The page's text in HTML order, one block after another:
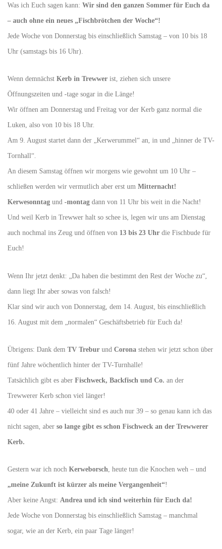
Was ich Euch sagen kann: Wir sind den ganzen Sommer für Euch da
– auch ohne ein neues „Fischbrötchen der Woche“!
Jede Woche von Donnerstag bis einschließlich Samstag – von 10 bis 18
Uhr (samstags bis 16 Uhr).
Wenn demnächst Kerb in Trewwer ist, ziehen sich unsere
Öffnungszeiten und -tage sogar in die Länge!
Wir öffnen am Donnerstag und Freitag vor der Kerb ganz normal die
Luken, also von 10 bis 18 Uhr.
Am 9. August startet dann der „Kerwerummel“ an, in und „hinner de TV-
Tornhall“.
An diesem Samstag öffnen wir morgens wie gewohnt um 10 Uhr –
schließen werden wir vermutlich aber erst um Mitternacht!
Kerwesonntag und -montag dann von 11 Uhr bis weit in die Nacht!
Und weil Kerb in Trewwer halt so schee is, legen wir uns am Dienstag
auch nochmal ins Zeug und öffnen von 13 bis 23 Uhr die Fischbude für
Euch!
Wenn Ihr jetzt denkt: „Da haben die bestimmt den Rest der Woche zu“,
dann liegt Ihr aber sowas von falsch!
Klar sind wir auch von Donnerstag, dem 14. August, bis einschließlich
16. August mit dem „normalen“ Geschäftsbetrieb für Euch da!
Übrigens: Dank dem TV Trebur und Corona stehen wir jetzt schon über
fünf Jahre wöchentlich hinter der TV-Turnhalle!
Tatsächlich gibt es aber Fischweck, Backfisch und Co. an der
Trewwerer Kerb schon viel länger!
40 oder 41 Jahre – vielleicht sind es auch nur 39 – so genau kann ich das
nicht sagen, aber so lange gibt es schon Fischweck an der Trewwerer
Kerb.
Gestern war ich noch Kerweborsch, heute tun die Knochen weh – und
„meine Zukunft ist kürzer als meine Vergangenheit“!
Aber keine Angst: Andrea und ich sind weiterhin für Euch da!
Jede Woche von Donnerstag bis einschließlich Samstag – manchmal
sogar, wie an der Kerb, ein paar Tage länger!